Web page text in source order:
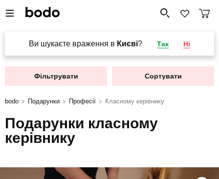
Ви шукаєте враження в Києві? Так Ні
Фільтрувати Сортувати
bodo Подарунки Професії Класному керівнику
Подарунки класному
керівнику